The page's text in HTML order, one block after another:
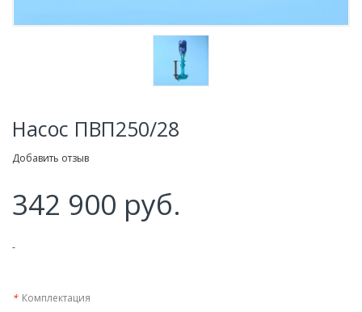
Насос ПВП250/28
Добавить отзыв
342 900 руб.
-
* Комплектация